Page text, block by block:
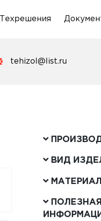
Техрешения
tehizol@list.ru
ВИД
МАТЕРИАЛ
ПОЛЕЗНАЯ